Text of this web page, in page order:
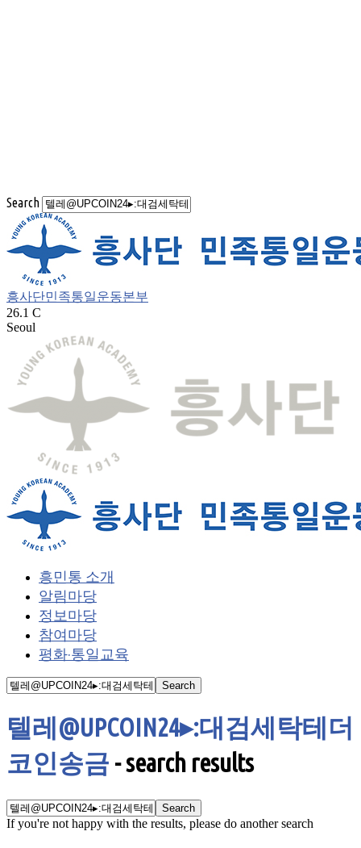
Search
흥사단민족통일운동본부
26.1 C
Seoul
흥민통 소개
알림마당
정보마당
참여마당
평화·통일교육
텔레@UPCOIN24▸:대검세탁테더
코인송금 -search results
If you're not happy with the results, please do another search